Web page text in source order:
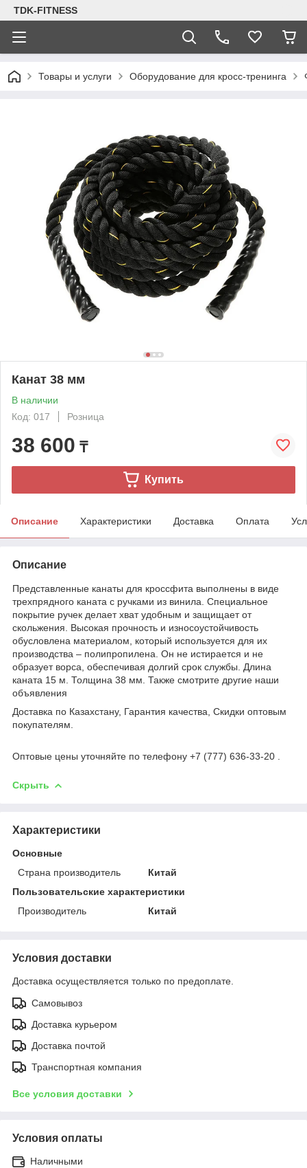
TDK-FITNESS
Товары и услуги Оборудование для кросс-тренинга
Канат 38 мм
В наличии
Код: 017
Розница
38 600 ₸
Купить
Описание Характеристики Доставка Оплата
Описание
Представленные канаты для кроссфита выполнены в виде
трехпрядного каната с ручками из винила. Специальное
покрытие ручек делает хват удобным и защищает от
скольжения. Высокая прочность и износоустойчивость
обусловлена материалом, который используется для их
производства – полипропилена. Он не истирается и не
образует ворса, обеспечивая долгий срок службы. Длина
каната 15 м. Толщина 38 мм. Также смотрите другие наши
объявления
Доставка по Казахстану, Гарантия качества, Скидки оптовым
покупателям.
Оптовые цены уточняйте по телефону +7 (777) 636-33-20 .
Скрыть
Характеристики
Основные
Страна производитель
Китай
Пользовательские характеристики
Производитель
Китай
Условия доставки
Доставка осуществляется только по предоплате.
Самовывоз
Доставка курьером
Доставка почтой
Транспортная компания
Все условия доставки
Условия оплаты
Наличными